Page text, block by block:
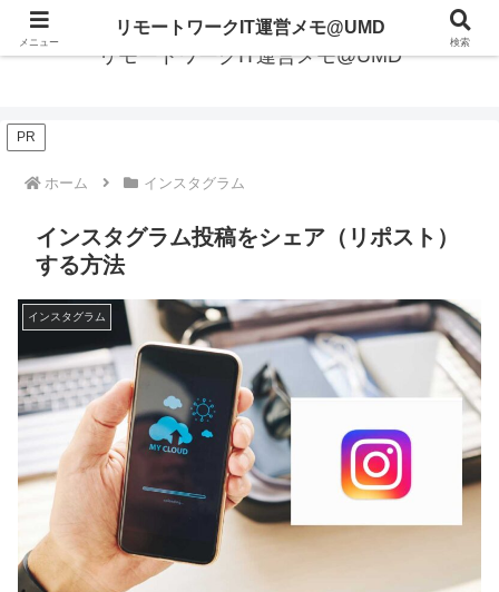
リモートワークIT運営メモ@UMD
PR
ホーム インスタグラム
インスタグラム投稿をシェア（リポスト）
する方法
インスタグラム
メニュー
リモートワークIT運営メモ@UMD
検索